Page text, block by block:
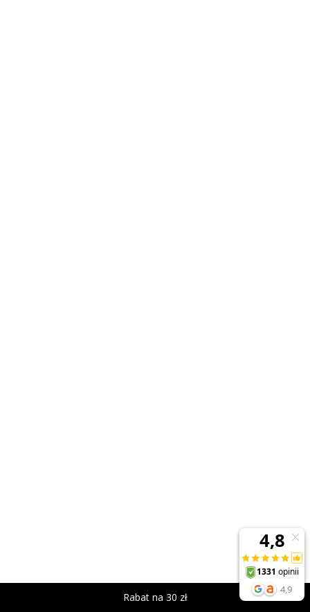
Rabat na 30 zł